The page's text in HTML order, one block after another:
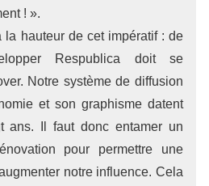
! ».
la hauteur de cet impératif : de
Respublica doit se
Notre système de diffusion
et son graphisme datent
ans. Il faut donc entamer un
pour permettre une
notre influence. Cela